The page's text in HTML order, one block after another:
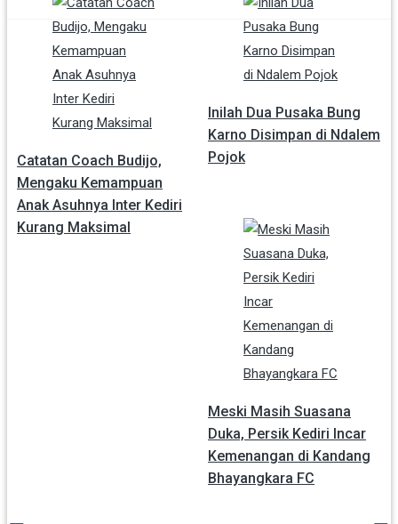
Catatan Coach Budijo,
Mengaku Kemampuan
Anak Asuhnya Inter Kediri
Kurang Maksimal
Inilah Dua Pusaka Bung
Karno Disimpan di Ndalem
Pojok
Meski Masih Suasana
Duka, Persik Kediri Incar
Kemenangan di Kandang
Bhayangkara FC
Navigasi